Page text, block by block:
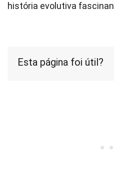
história evolutiva
Esta página foi útil?